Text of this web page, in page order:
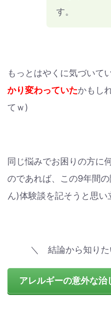
す。
もっとはやくに気づいて
かり変わっていたかもし
てｗ)
同じ悩みでお困りの方に
のであれば、この9年間
ん)体験談を記そうと思い
＼ 結論から知り
アレルギーの意外な治